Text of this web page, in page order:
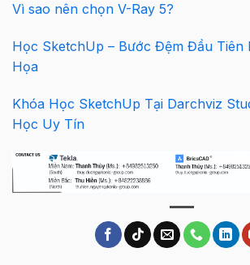
Vì sao nên chọn V-Ray 5?
Học SketchUp – Bước Đệm Đầu Tiên
Họa
Khóa Học SketchUp Tại Darchviz
Học Uy Tín